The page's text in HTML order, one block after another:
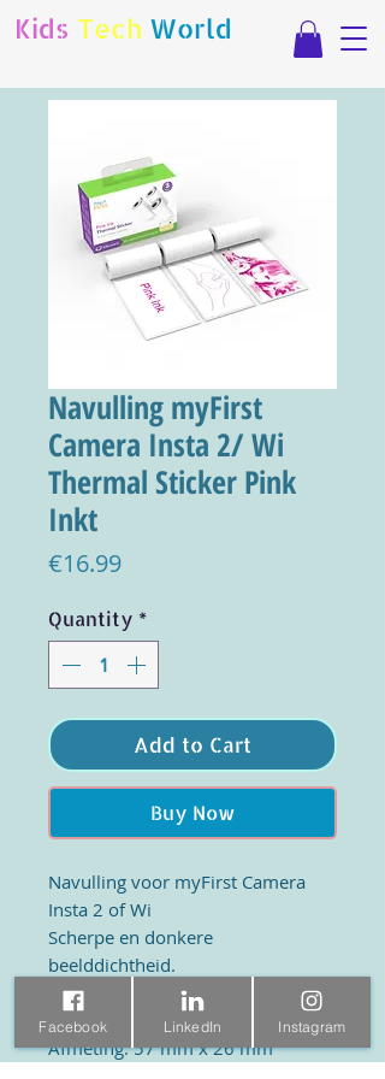
Kids Tech World
Navulling myFirst
Camera Insta 2/ Wi
Thermal Sticker Pink
Inkt
€16.99Price
Quantity *
Add to Cart
Buy Now
Navulling voor myFirst Camera
Insta 2 of Wi
Scherpe en donkere
beelddichtheid.
10 jaar duurzaamheid van
afbeeldingen
Afmeting: 57 mm x 26 mm
Facebook LinkedIn Instagram